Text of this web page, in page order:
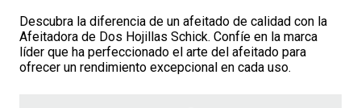
Descubra la diferencia de un afeitado de calidad con la
Afeitadora de Dos Hojillas Schick. Confíe en la marca
líder que ha perfeccionado el arte del afeitado para
ofrecer un rendimiento excepcional en cada uso.